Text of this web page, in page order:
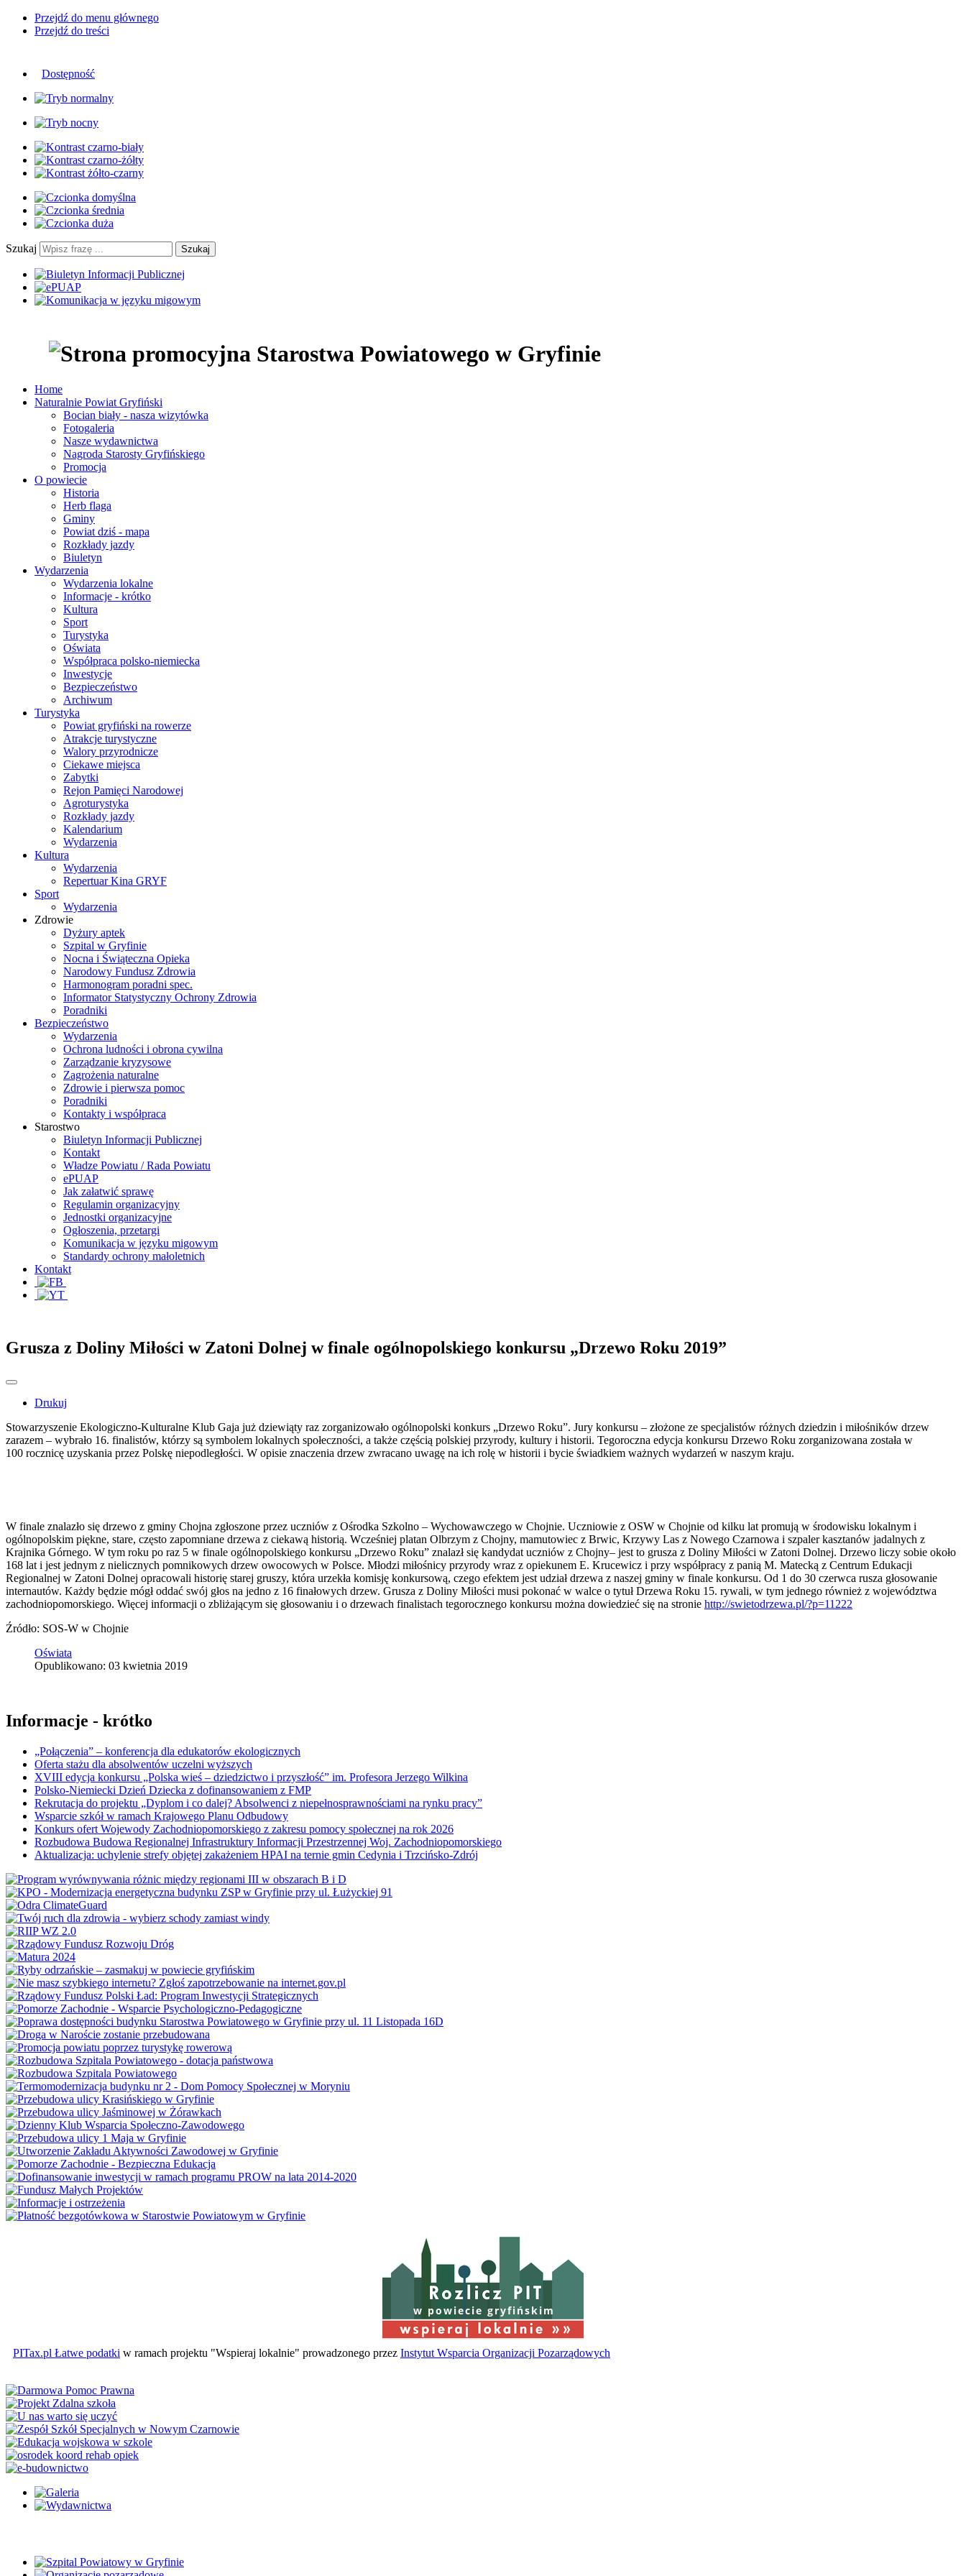
Przejdź do menu głównego
Przejdź do treści
Dostępność
Szukaj Szukaj
Home
Naturalnie Powiat Gryfiński
Bocian biały - nasza wizytówka
Fotogaleria
Nasze wydawnictwa
Nagroda Starosty Gryfińskiego
Promocja
O powiecie
Historia
Herb flaga
Gminy
Powiat dziś - mapa
Rozkłady jazdy
Biuletyn
Wydarzenia
Wydarzenia lokalne
Informacje - krótko
Kultura
Sport
Turystyka
Oświata
Współpraca polsko-niemiecka
Inwestycje
Bezpieczeństwo
Archiwum
Turystyka
Powiat gryfiński na rowerze
Atrakcje turystyczne
Walory przyrodnicze
Ciekawe miejsca
Zabytki
Rejon Pamięci Narodowej
Agroturystyka
Rozkłady jazdy
Kalendarium
Wydarzenia
Kultura
Wydarzenia
Repertuar Kina GRYF
Sport
Wydarzenia
Zdrowie
Dyżury aptek
Szpital w Gryfinie
Nocna i Świąteczna Opieka
Narodowy Fundusz Zdrowia
Harmonogram poradni spec.
Informator Statystyczny Ochrony Zdrowia
Poradniki
Bezpieczeństwo
Wydarzenia
Ochrona ludności i obrona cywilna
Zarządzanie kryzysowe
Zagrożenia naturalne
Zdrowie i pierwsza pomoc
Poradniki
Kontakty i współpraca
Starostwo
Biuletyn Informacji Publicznej
Kontakt
Władze Powiatu / Rada Powiatu
ePUAP
Jak załatwić sprawę
Regulamin organizacyjny
Jednostki organizacyjne
Ogłoszenia, przetargi
Komunikacja w języku migowym
Standardy ochrony małoletnich
Kontakt
Grusza z Doliny Miłości w Zatoni Dolnej w finale ogólnopolskiego konkursu „Drzewo Roku 2019”
Drukuj
Stowarzyszenie Ekologiczno-Kulturalne Klub Gaja już dziewiąty raz zorganizowało ogólnopolski konkurs „Drzewo Roku”. Jury konkursu – złożone ze specjalistów różnych dziedzin i miłośników drzew
zarazem – wybrało 16. finalistów, którzy są symbolem lokalnych społeczności, a także częścią polskiej przyrody, kultury i historii. Tegoroczna edycja konkursu Drzewo Roku zorganizowana została w
100 rocznicę uzyskania przez Polskę niepodległości. W opisie znaczenia drzew zwracano uwagę na ich rolę w historii i bycie świadkiem ważnych wydarzeń w naszym kraju.
W finale znalazło się drzewo z gminy Chojna zgłoszone przez uczniów z Ośrodka Szkolno – Wychowawczego w Chojnie. Uczniowie z OSW w Chojnie od kilku lat promują w środowisku lokalnym i
ogólnopolskim piękne, stare, często zapomniane drzewa z ciekawą historią. Wcześniej platan Olbrzym z Chojny, mamutowiec z Brwic, Krzywy Las z Nowego Czarnowa i szpaler kasztanów jadalnych z
Krajnika Górnego. W tym roku po raz 5 w finale ogólnopolskiego konkursu „Drzewo Roku” znalazł się kandydat uczniów z Chojny– jest to grusza z Doliny Miłości w Zatoni Dolnej. Drzewo liczy sobie około
168 lat i jest jednym z nielicznych pomnikowych drzew owocowych w Polsce. Młodzi miłośnicy przyrody wraz z opiekunem E. Krucewicz i przy współpracy z panią M. Matecką z Centrum Edukacji
Regionalnej w Zatoni Dolnej opracowali historię starej gruszy, która urzekła komisję konkursową, czego efektem jest udział drzewa z naszej gminy w finale konkursu. Od 1 do 30 czerwca rusza głosowanie
internautów. Każdy będzie mógł oddać swój głos na jedno z 16 finałowych drzew. Grusza z Doliny Miłości musi pokonać w walce o tytuł Drzewa Roku 15. rywali, w tym jednego również z województwa
zachodniopomorskiego. Więcej informacji o zbliżającym się głosowaniu i o drzewach finalistach tegorocznego konkursu można dowiedzieć się na stronie http://swietodrzewa.pl/?p=11222
Źródło: SOS-W w Chojnie
Oświata
Opublikowano: 03 kwietnia 2019
Informacje - krótko
„Połączenia” – konferencja dla edukatorów ekologicznych
Oferta stażu dla absolwentów uczelni wyższych
XVIII edycja konkursu „Polska wieś – dziedzictwo i przyszłość” im. Profesora Jerzego Wilkina
Polsko-Niemiecki Dzień Dziecka z dofinansowaniem z FMP
Rekrutacja do projektu „Dyplom i co dalej? Absolwenci z niepełnosprawnościami na rynku pracy”
Wsparcie szkół w ramach Krajowego Planu Odbudowy
Konkurs ofert Wojewody Zachodniopomorskiego z zakresu pomocy społecznej na rok 2026
Rozbudowa Budowa Regionalnej Infrastruktury Informacji Przestrzennej Woj. Zachodniopomorskiego
Aktualizacja: uchylenie strefy objętej zakażeniem HPAI na ternie gmin Cedynia i Trzcińsko-Zdrój
w powiecie gryfińskim
PITax.pl Łatwe podatki w ramach projektu "Wspieraj lokalnie" prowadzonego przez Instytut Wsparcia Organizacji Pozarządowych